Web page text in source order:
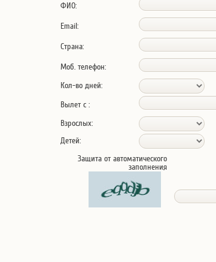
ФИО:
Email:
Страна:
Моб. телефон:
Кол-во дней:
Вылет с :
Взрослых:
Детей:
Защита от автоматического
заполнения